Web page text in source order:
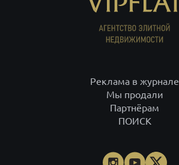
Реклама в журнале
Мы продали
Партнёрам
ПОИСК